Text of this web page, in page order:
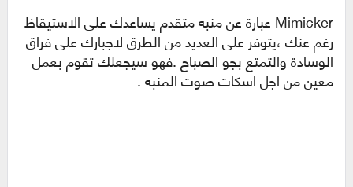
Mimicker عبارة عن منبه متقدم يساعدك على الاستيقاظ
رغم عنك ،يتوفر على العديد من الطرق لاجبارك على فراق
الوسادة والتمتع بجو الصباح .فهو سيجعلك تقوم بعمل
معين من اجل اسكات صوت المنبه .